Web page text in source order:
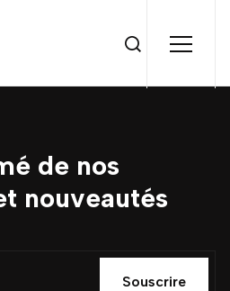
de nos
nouveautés
Souscrire